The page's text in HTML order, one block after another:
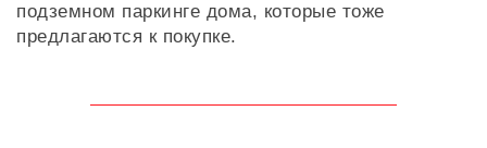
подземном паркинге дома, которые тоже
предлагаются к покупке.